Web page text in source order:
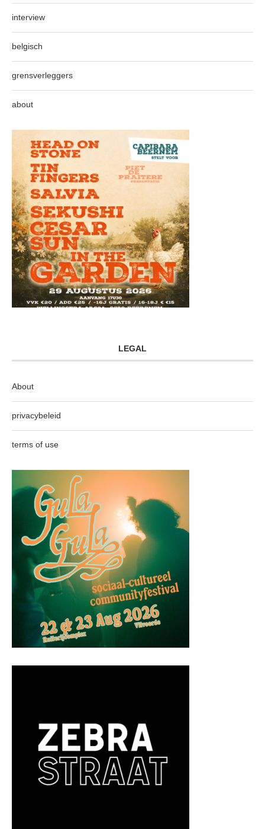
interview
belgisch
grensverleggers
about
LEGAL
About
privacybeleid
terms of use